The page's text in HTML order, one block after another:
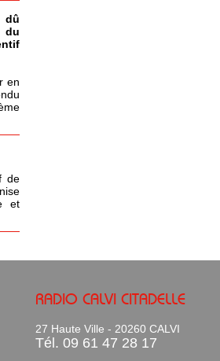
dû
du
en
de
et
RADIO CALVI CITADELLE
27 Haute Ville - 20260 CALVI
Tél. 09 61 47 28 17